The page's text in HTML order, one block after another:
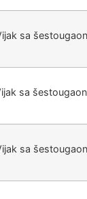
sa
sa
sa